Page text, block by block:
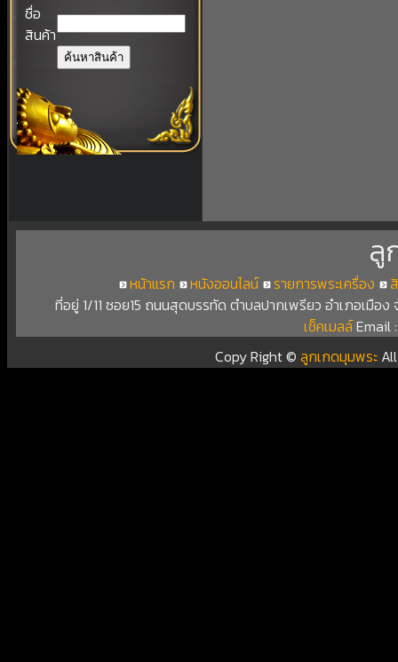
ชื่อ
สินค้า
ลู
หน้าแรก หนังออนไลน์ รายการพระเครื่อง
ที่อยู่ 1/11 ซอย15 ถนนสุดบรรทัด ตำบลปากเพรียว อำเภอเมือ
เช็คเมลล์Email
Copy Right ©ลูกเกดมุมพระ